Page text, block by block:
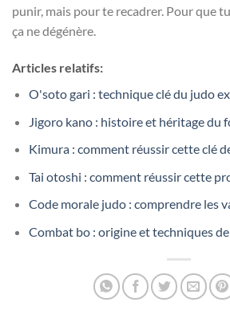
punir, mais pour te recadrer. Pour que
ça ne dégénère.
Articles relatifs:
O'soto gari : technique clé du judo
Jigoro kano : histoire et héritage du
Kimura : comment réussir cette clé
Tai otoshi : comment réussir cette
Code morale judo : comprendre les
Combat bo : origine et techniques